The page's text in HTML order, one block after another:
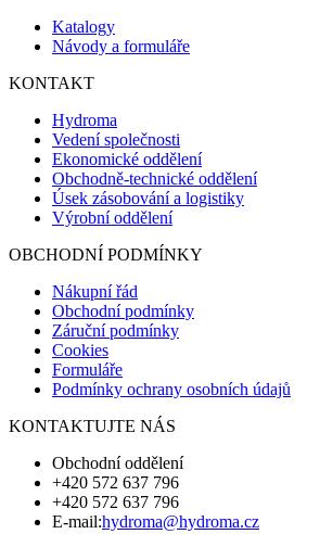
Katalogy
Návody a formuláře
KONTAKT
Hydroma
Vedení společnosti
Ekonomické oddělení
Obchodně-technické oddělení
Úsek zásobování a logistiky
Výrobní oddělení
OBCHODNÍ PODMÍNKY
Nákupní řád
Obchodní podmínky
Záruční podmínky
Cookies
Formuláře
Podmínky ochrany osobních údajů
KONTAKTUJTE NÁS
Obchodní oddělení
+420 572 637 796
+420 572 637 796
E-mail:hydroma@hydroma.cz